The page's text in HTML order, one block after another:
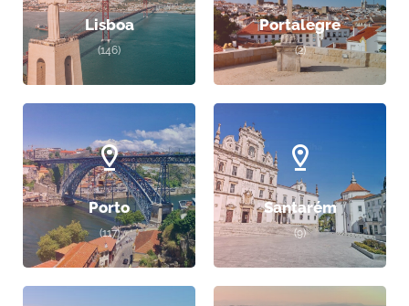
Lisboa
(146)
Portalegre
(2)
Porto
(117)
Santarém
(9)